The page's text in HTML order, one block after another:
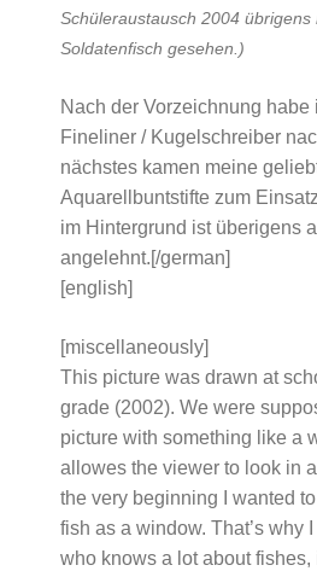
Schüleraustausch 2004 übrigens
Soldatenfisch gesehen.)
Nach der Vorzeichnung
Fineliner / Kugelschreiber
nächstes kamen meine
Aquarellbuntstifte zum
im Hintergrund ist überigens
angelehnt.[/german]
[english]
[miscellaneously]
This picture was drawn at
grade (2002). We were
picture with something like a
allowes the viewer to look in
the very beginning I wanted
fish as a window. That’s why
who knows a lot about